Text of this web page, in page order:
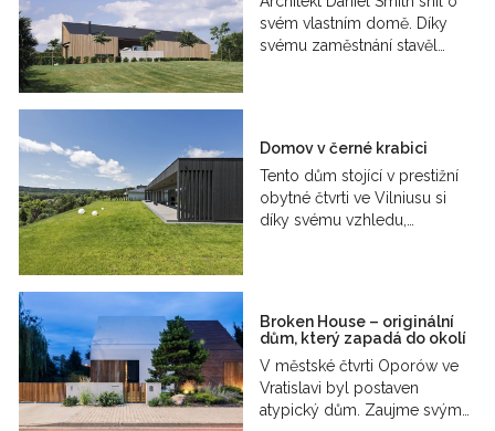
svém vlastním domě. Díky
svému zaměstnání stavěl…
Domov v černé krabici
Tento dům stojící v prestižní
obytné čtvrti ve Vilniusu si
díky svému vzhledu,…
Broken House – originální
dům, který zapadá do okolí
V městské čtvrti Oporów ve
Vratislavi byl postaven
atypický dům. Zaujme svým…